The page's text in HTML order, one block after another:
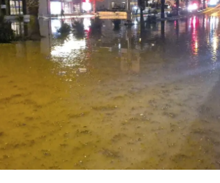
Nevşehir
Niğde
Ordu
Rize
Sakarya
Samsun